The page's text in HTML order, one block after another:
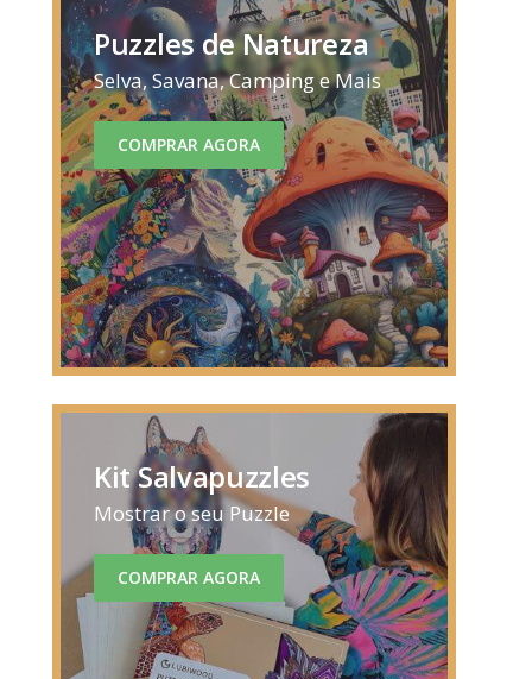
Puzzles de Natureza
Selva, Savana, Camping e Mais
COMPRAR AGORA
Kit Salvapuzzles
Mostrar o seu Puzzle
COMPRAR AGORA